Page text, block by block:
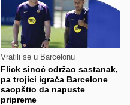
Vratili se u Barcelonu
Flick sinoć održao sastanak,
pa trojici igrača Barcelone
saopštio da napuste
pripreme